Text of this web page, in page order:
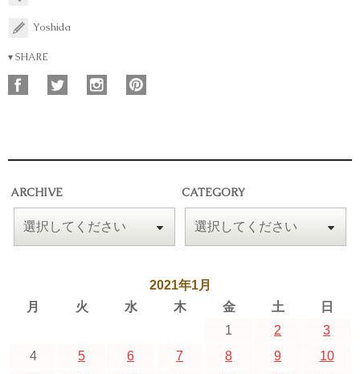
Yoshida
▾ SHARE
ARCHIVE CATEGORY
2021年1月
月
火 水 木 金 土 日
1 2
3
4
5 6 7 8 9
10